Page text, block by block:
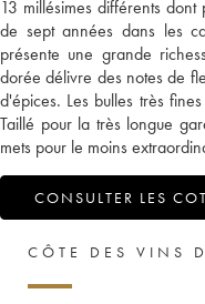
13 millésimes différents
de sept années dans les
présente une grande
dorée délivre des notes de
d'épices. Les bulles très
Taillé pour la très longue
mets pour le moins
CONSULTER LES
CÔTE DES VINS